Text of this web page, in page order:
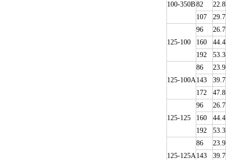
100-350B82
22.8
107
29.7
125-100
96
26.7
160
44.4
192
53.3
125-100A
86
23.9
143
39.7
172
47.8
125-125
96
26.7
160
44.4
192
53.3
125-125A
86
23.9
143
39.7